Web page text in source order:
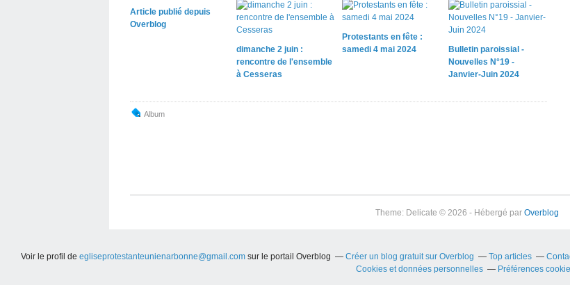
Article publié depuis
Overblog
dimanche 2 juin :
rencontre de l'ensemble
à Cesseras
Protestants en fête :
samedi 4 mai 2024
Bulletin paroissial -
Nouvelles N°19 -
Janvier-Juin 2024
Album
Theme: Delicate © 2026 - Hébergé par Overblog
Voir le profil de egliseprotestanteunienarbonne@gmail.comsur le portail Overblog Créer un blog gratuit sur Overblog Top articles
Cookies et données personnelles
Préférences